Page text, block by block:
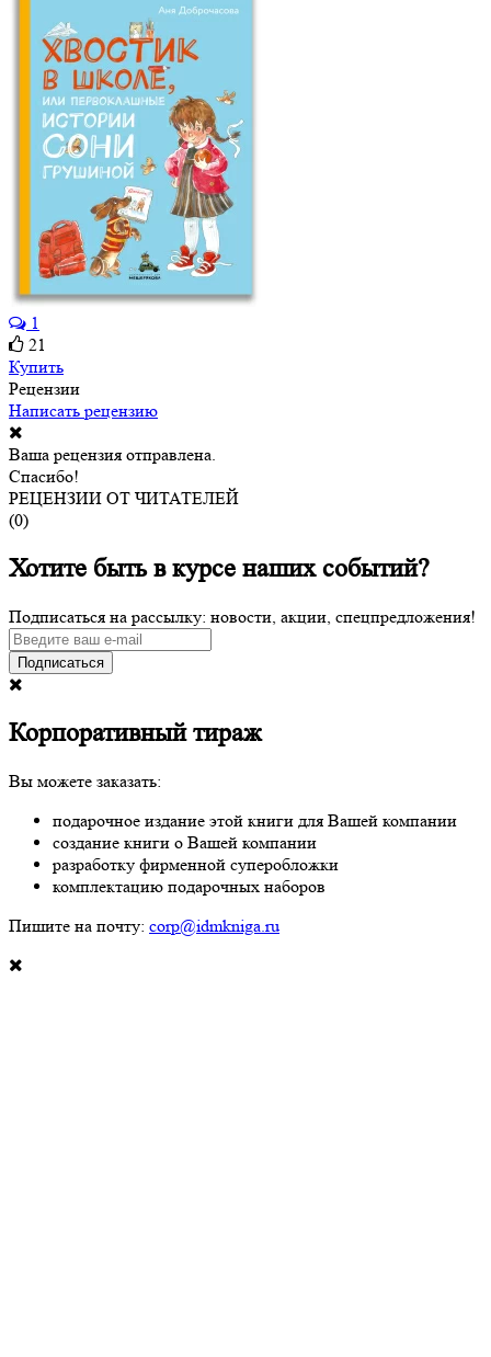
1
21
Купить
Рецензии
Написать рецензию
Ваша рецензия отправлена.
Спасибо!
РЕЦЕНЗИИ ОТ ЧИТАТЕЛЕЙ
(0)
Хотите быть в курсе наших событий?
Подписаться на рассылку: новости, акции, спецпредложения!
Подписаться
Корпоративный тираж
Вы можете заказать:
подарочное издание этой книги для Вашей компании
создание книги о Вашей компании
разработку фирменной суперобложки
комплектацию подарочных наборов
Пишите на почту: corp@idmkniga.ru